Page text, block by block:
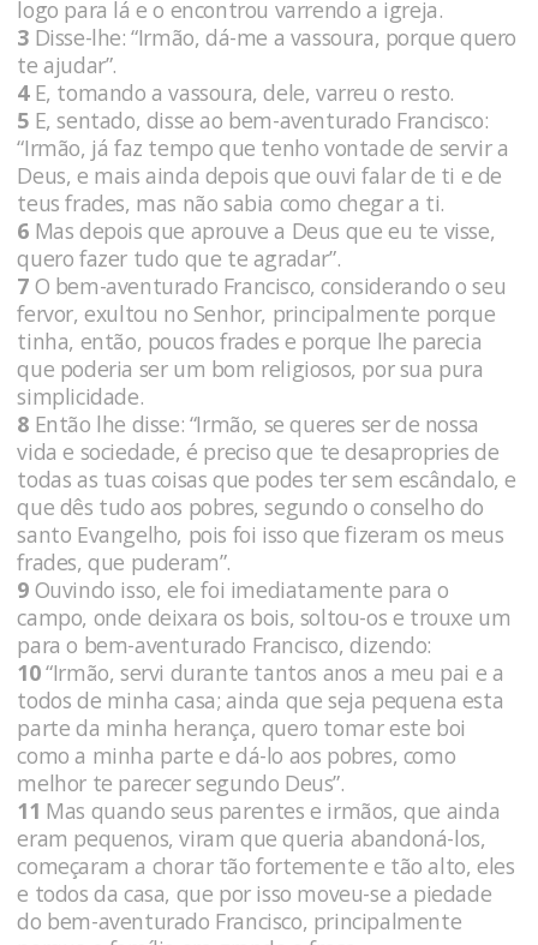
logo para lá e o encontrou varrendo a igreja.
3 Disse-lhe: “Irmão, dá-me a vassoura, porque quero
te ajudar”.
4E, tomando a vassoura, dele, varreu o resto.
5 E, sentado, disse ao bem-aventurado Francisco:
“Irmão, já faz tempo que tenho vontade de servir a
Deus, e mais ainda depois que ouvi falar de ti e de
teus frades, mas não sabia como chegar a ti.
6 Mas depois que aprouve a Deus que eu te visse,
quero fazer tudo que te agradar”.
7 O bem-aventurado Francisco, considerando o seu
fervor, exultou no Senhor, principalmente porque
tinha, então, poucos frades e porque lhe parecia
que poderia ser um bom religiosos, por sua pura
simplicidade.
8 Então lhe disse: “Irmão, se queres ser de nossa
vida e sociedade, é preciso que te desapropries de
todas as tuas coisas que podes ter sem escândalo, e
que dês tudo aos pobres, segundo o conselho do
santo Evangelho, pois foi isso que fizeram os meus
frades, que puderam”.
9 Ouvindo isso, ele foi imediatamente para o
campo, onde deixara os bois, soltou-os e trouxe um
para o bem-aventurado Francisco, dizendo:
10“Irmão, servi durante tantos anos a meu pai e a
todos de minha casa; ainda que seja pequena esta
parte da minha herança, quero tomar este boi
como a minha parte e dá-lo aos pobres, como
melhor te parecer segundo Deus”.
11 Mas quando seus parentes e irmãos, que ainda
eram pequenos, viram que queria abandoná-los,
começaram a chorar tão fortemente e tão alto, eles
e todos da casa, que por isso moveu-se a piedade
do bem-aventurado Francisco, principalmente